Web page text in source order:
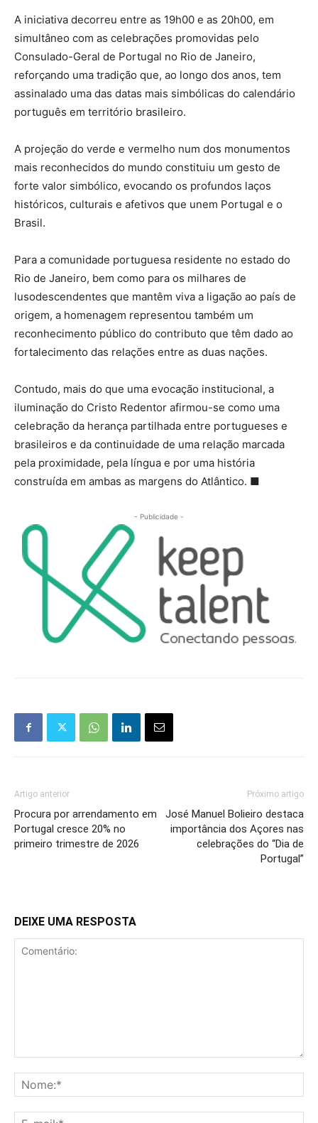
A iniciativa decorreu entre as 19h00 e as 20h00, em
simultâneo com as celebrações promovidas pelo
Consulado-Geral de Portugal no Rio de Janeiro,
reforçando uma tradição que, ao longo dos anos, tem
assinalado uma das datas mais simbólicas do calendário
português em território brasileiro.
A projeção do verde e vermelho num dos monumentos
mais reconhecidos do mundo constituiu um gesto de
forte valor simbólico, evocando os profundos laços
históricos, culturais e afetivos que unem Portugal e o
Brasil.
Para a comunidade portuguesa residente no estado do
Rio de Janeiro, bem como para os milhares de
lusodescendentes que mantêm viva a ligação ao país de
origem, a homenagem representou também um
reconhecimento público do contributo que têm dado ao
fortalecimento das relações entre as duas nações.
Contudo, mais do que uma evocação institucional, a
iluminação do Cristo Redentor afirmou-se como uma
celebração da herança partilhada entre portugueses e
brasileiros e da continuidade de uma relação marcada
pela proximidade, pela língua e por uma história
construída em ambas as margens do Atlântico. ■
- Publicidade -
Artigo anterior
Procura por arrendamento em
Portugal cresce 20% no
primeiro trimestre de 2026
Próximo artigo
José Manuel Bolieiro destaca
importância dos Açores nas
celebrações do “Dia de
Portugal”
DEIXE UMA RESPOSTA